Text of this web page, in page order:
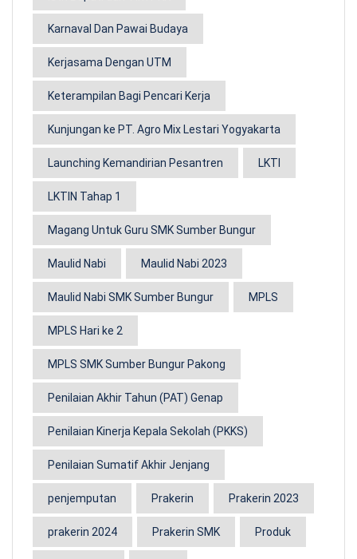
Karnaval Dan Pawai Budaya
Kerjasama Dengan UTM
Keterampilan Bagi Pencari Kerja
Kunjungan ke PT. Agro Mix Lestari Yogyakarta
Launching Kemandirian Pesantren LKTI
LKTIN Tahap 1
Magang Untuk Guru SMK Sumber Bungur
Maulid Nabi Maulid Nabi 2023
Maulid Nabi SMK Sumber Bungur MPLS
MPLS Hari ke 2
MPLS SMK Sumber Bungur Pakong
Penilaian Akhir Tahun (PAT) Genap
Penilaian Kinerja Kepala Sekolah (PKKS)
Penilaian Sumatif Akhir Jenjang
penjemputan Prakerin Prakerin 2023
prakerin 2024 Prakerin SMK Produk